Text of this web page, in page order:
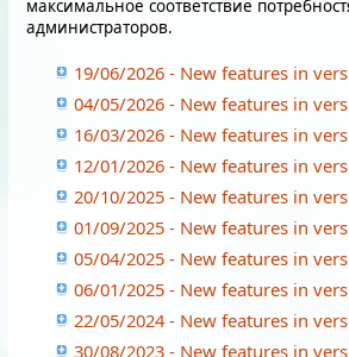
максимальное соответствие
администраторов.
19/06/2026 - New features in
04/05/2026 - New features in
16/03/2026 - New features in
12/01/2026 - New features in
20/10/2025 - New features in
01/09/2025 - New features in
05/04/2025 - New features in
06/01/2025 - New features in
22/05/2024 - New features in
30/08/2023 - New features in